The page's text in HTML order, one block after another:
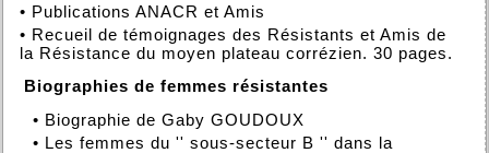
• Publications ANACR et Amis
• Recueil de témoignages des Résistants et Amis de
la Résistance du moyen plateau corrézien. 30 pages.
Biographies de femmes résistantes
• Biographie de Gaby GOUDOUX
• Les femmes du '' sous-secteur B '' dans la